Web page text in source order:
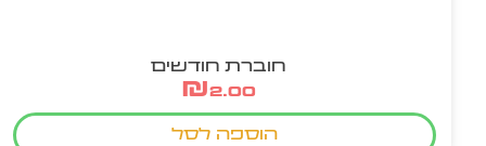
חוברת חודשים
₪2.00
הוספה לסל